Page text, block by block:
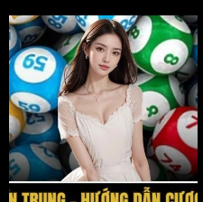
Giới thiệu Xổ số miền Trung
tại 8KBET